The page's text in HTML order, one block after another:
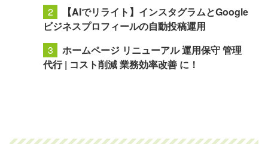
【AIでリライト】インスタグラムとGoogle
ビジネスプロフィールの自動投稿運用
ホームページ リニューアル 運用保守 管理
代行 | コスト削減 業務効率改善 に！